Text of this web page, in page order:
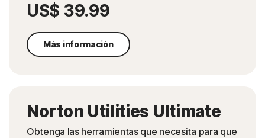
US$ 39.99
Más información
Norton Utilities Ultimate
Obtenga las herramientas que necesita para que